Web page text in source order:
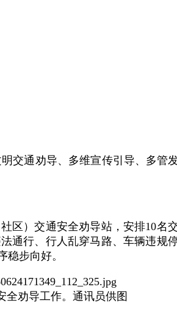
通劝导、多维宣传引导、多管
区）交通安全劝导站，安排10名
通行、行人乱穿马路、车辆违规
步向好。
全劝导工作。通讯员供图